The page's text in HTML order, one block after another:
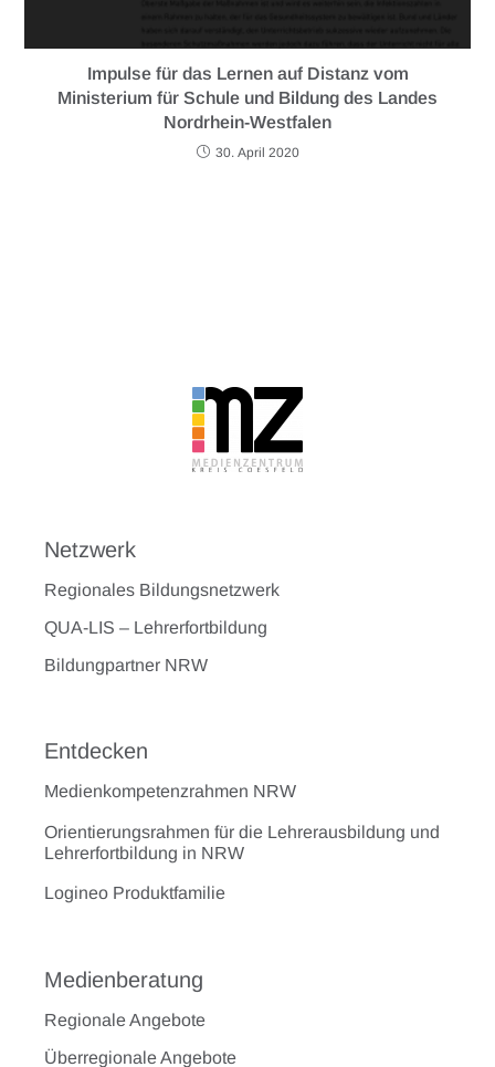
Impulse für das Lernen auf Distanz vom
Ministerium für Schule und Bildung des Landes
Nordrhein-Westfalen
30. April 2020
Netzwerk
Regionales Bildungsnetzwerk
QUA-LIS – Lehrerfortbildung
Bildungpartner NRW
Entdecken
Medienkompetenzrahmen NRW
Orientierungsrahmen für die Lehrerausbildung und
Lehrerfortbildung in NRW
Logineo Produktfamilie
Medienberatung
Regionale Angebote
Überregionale Angebote